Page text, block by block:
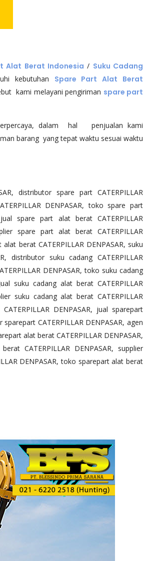
Alat Berat Indonesia / Suku Cadang
kebutuhan Spare Part Alat Berat
kami melayani pengiriman spare part
dalam hal penjualan kami
barang yang tepat waktu sesuai waktu
distributor spare part CATERPILLAR
DENPASAR, toko spare part
jual spare part alat berat CATERPILLAR
spare part alat berat CATERPILLAR
berat CATERPILLAR DENPASAR, suku
distributor suku cadang CATERPILLAR
DENPASAR, toko suku cadang
suku cadang alat berat CATERPILLAR
suku cadang alat berat CATERPILLAR
DENPASAR, jual sparepart
CATERPILLAR DENPASAR, agen
alat berat CATERPILLAR DENPASAR,
CATERPILLAR DENPASAR, supplier
DENPASAR, toko sparepart alat berat